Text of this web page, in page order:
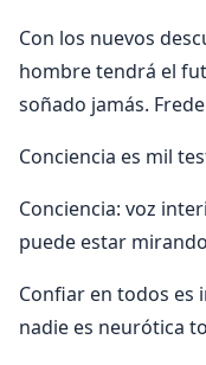
Con los nuevos
hombre tendrá el
soñado jamás.
Conciencia es mil
Conciencia: voz
puede estar
Confiar en todos es
nadie es neurótica